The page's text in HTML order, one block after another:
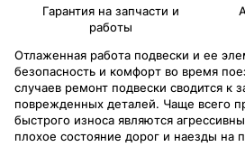
Гарантия на запчасти и
работы
Отлаженная работа подвески и ее
безопасность и комфорт во время
случаев ремонт подвески сводится к
поврежденных деталей. Чаще всего
быстрого износа являются
плохое состояние дорог и наезды на